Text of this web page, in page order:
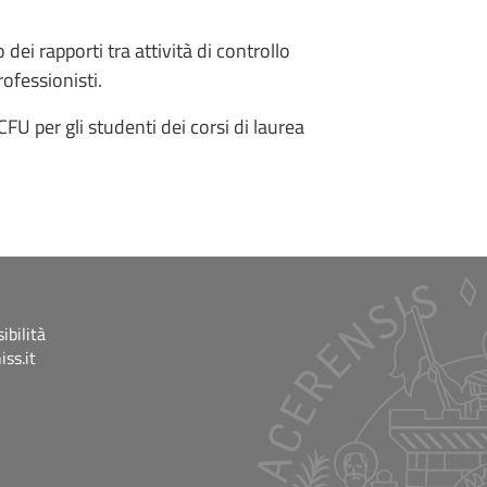
dei rapporti tra attività di controllo
per gli studenti dei corsi di laurea